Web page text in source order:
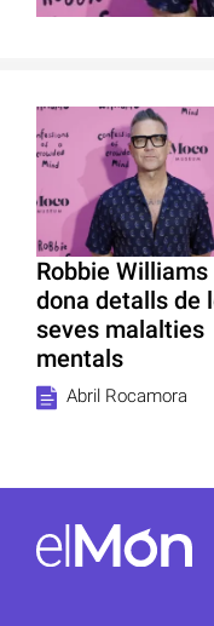
Robbie Williams
dona detalls de
seves malalties
mentals
Abril Rocamora